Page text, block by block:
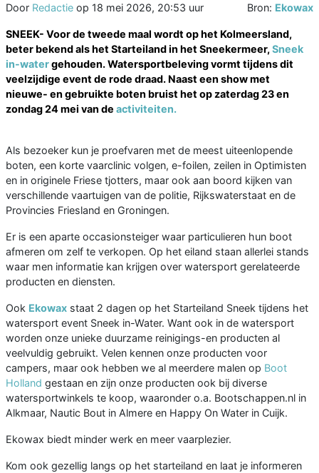
Door Redactie op 18 mei 2026, 20:53 uur Bron: Ekowax
SNEEK- Voor de tweede maal wordt op het Kolmeersland,
beter bekend als het Starteiland in het Sneekermeer, Sneek
in-watergehouden. Watersportbeleving vormt tijdens dit
veelzijdige event de rode draad. Naast een show met
nieuwe- en gebruikte boten bruist het op zaterdag 23 en
zondag 24 mei van de activiteiten.
Als bezoeker kun je proefvaren met de meest uiteenlopende
boten, een korte vaarclinic volgen, e-foilen, zeilen in Optimisten
en in originele Friese tjotters, maar ook aan boord kijken van
verschillende vaartuigen van de politie, Rijkswaterstaat en de
Provincies Friesland en Groningen.
Er is een aparte occasionsteiger waar particulieren hun boot
afmeren om zelf te verkopen. Op het eiland staan allerlei stands
waar men informatie kan krijgen over watersport gerelateerde
producten en diensten.
Ook Ekowax staat 2 dagen op het Starteiland Sneek tijdens het
watersport event Sneek in-Water. Want ook in de watersport
worden onze unieke duurzame reinigings-en producten al
veelvuldig gebruikt. Velen kennen onze producten voor
campers, maar ook hebben we al meerdere malen op Boot
Holland gestaan en zijn onze producten ook bij diverse
watersportwinkels te koop, waaronder o.a. Bootschappen.nl in
Alkmaar, Nautic Bout in Almere en Happy On Water in Cuijk.
Ekowax biedt minder werk en meer vaarplezier.
Kom ook gezellig langs op het starteiland en laat je informeren